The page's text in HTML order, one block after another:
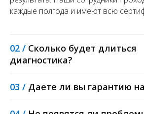
каждые полгода и имеют всю
02 / Сколько будет длиться
диагностика?
03 / Даете ли вы гарантию